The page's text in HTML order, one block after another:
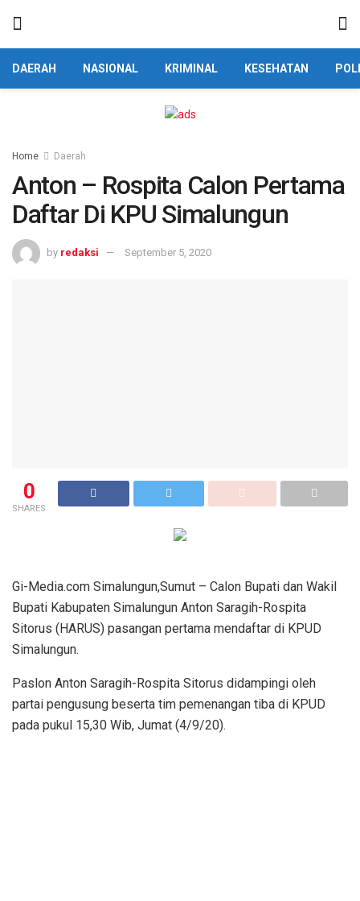
DAERAH NASIONAL KRIMINAL KESEHATAN
Home Daerah
Anton – Rospita Calon Pertama
Daftar Di KPU Simalungun
by redaksi September 5, 2020
0
SHARES
Gi-Media.com Simalungun,Sumut – Calon Bupati dan Wakil
Bupati Kabupaten Simalungun Anton Saragih-Rospita
Sitorus (HARUS) pasangan pertama mendaftar di KPUD
Simalungun.
Paslon Anton Saragih-Rospita Sitorus didampingi oleh
partai pengusung beserta tim pemenangan tiba di KPUD
pada pukul 15,30 Wib, Jumat (4/9/20).